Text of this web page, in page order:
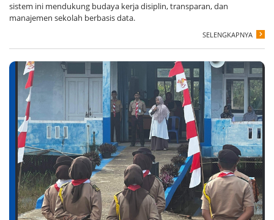
sistem ini mendukung budaya kerja disiplin, transparan, dan
manajemen sekolah berbasis data.
SELENGKAPNYA